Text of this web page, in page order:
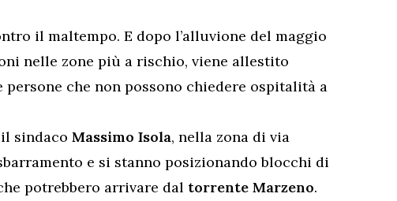
il maltempo. E dopo l’alluvione del maggio
nelle zone più a rischio, viene allestito
che non possono chiedere ospitalità a
sindaco Massimo Isola, nella zona di via
e si stanno posizionando blocchi di
potrebbero arrivare dal torrente Marzeno.